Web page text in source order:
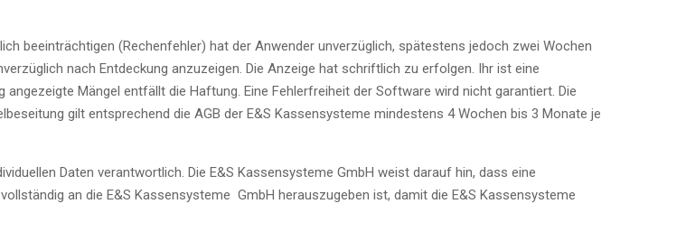
beeinträchtigen (Rechenfehler) hat der Anwender unverzüglich, spätestens jedoch zwei Wochen
nach Entdeckung anzuzeigen. Die Anzeige hat schriftlich zu erfolgen. Ihr ist eine
Mängel entfällt die Haftung. Eine Fehlerfreiheit der Software wird nicht garantiert. Die
gilt entsprechend die AGB der E&S Kassensysteme mindestens 4 Wochen bis 3 Monate je
Daten verantwortlich. Die E&S Kassensysteme GmbH weist darauf hin, dass eine
an die E&S Kassensysteme GmbH herauszugeben ist, damit die E&S Kassensysteme